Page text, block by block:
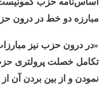
مبارزه دو خط در درون
«در درون حزب نیز
تکامل خصلت پرولتری
نمودن و از بین بردن آن از